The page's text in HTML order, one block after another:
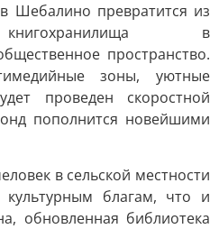
Шебалино превратится из
в
пространство.
зоны, уютные
проведен скоростной
пополнится новейшими
в сельской местности
благам, что и
обновленная библиотека